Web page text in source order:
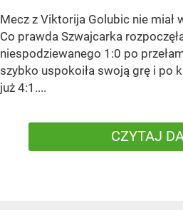
Mecz z Viktorija Golubic nie miał
Co prawda Szwajcarka
niespodziewanego 1:0 po
szybko uspokoiła swoją grę i po
już 4:1....
CZYTAJ